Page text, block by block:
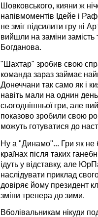
Шовковського, кияни ж
напівмоментів Ідейе і
не зміг підсилити гру ні
вийшли на заміни замість
Богданова.
"Шахтар" зробив свою
команда зараз займає
Донеччани так само як і
навіть мали на однин
сьогоднішньої гри, але
показово зробили свою
можуть готуватися до
Ну а "Динамо"... Гри як не
країнах після таких
ідуть у відставку, але
наслідувати приклад
довіряє йому президент
зміни тренера до зими.
Вболівальникам нікуди